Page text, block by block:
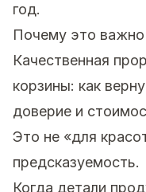
год.
Почему это важно
Качественная
корзины: как
доверие и
Это не «для
предсказуемость.
Когда детали